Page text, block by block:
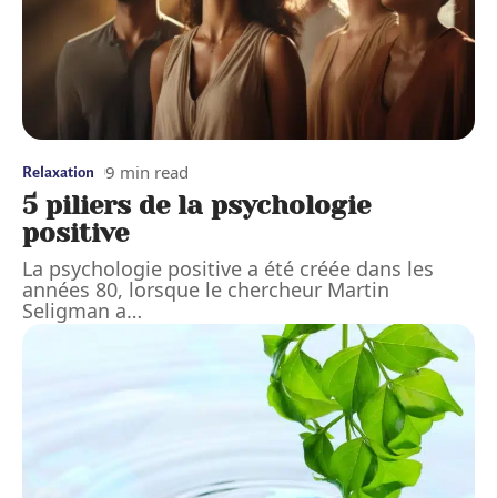
Relaxation 9 min read
5 piliers de la psychologie
positive
La psychologie positive a été créée dans les
années 80, lorsque le chercheur Martin
Seligman a…